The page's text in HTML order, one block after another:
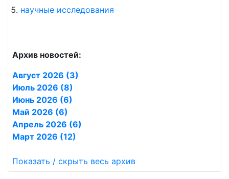
научные исследования
Архив новостей:
Август 2026 (3)
Июль 2026 (8)
Июнь 2026 (6)
Май 2026 (6)
Апрель 2026 (6)
Март 2026 (12)
Показать / скрыть весь архив